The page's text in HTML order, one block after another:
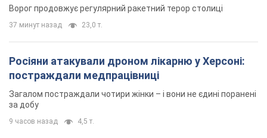
Ворог продовжує регулярний ракетний терор столиці
37 минут назад 23,0 т.
Росіяни атакували дроном лікарню у Херсоні:
постраждали медпрацівниці
Загалом постраждали чотири жінки – і вони не єдині поранені
за добу
9 часов назад 4,5 т.